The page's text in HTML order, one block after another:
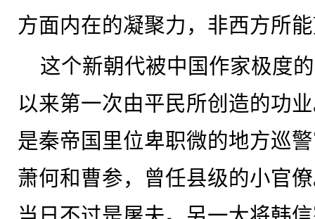
方面内在的凝聚力，非西方所
这个新朝代被中国作家极度
以来第一次由平民所创造的功
是秦帝国里位卑职微的地方巡
萧何和曹参，曾任县级的小官